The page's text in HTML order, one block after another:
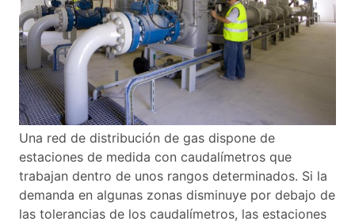
Una red de distribución de gas dispone de
estaciones de medida con caudalímetros que
trabajan dentro de unos rangos determinados. Si la
demanda en algunas zonas disminuye por debajo de
las tolerancias de los caudalímetros, las estaciones